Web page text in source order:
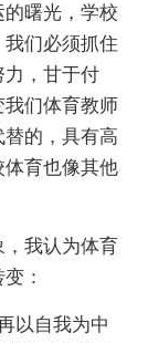
曙光，学校
们必须抓住
力，甘于付
们体育教师
的，具有高
育也像其他
我认为体育
：
以自我为中